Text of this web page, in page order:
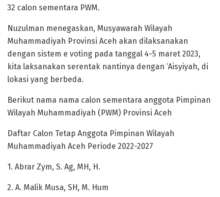
32 calon sementara PWM.
Nuzulman menegaskan, Musyawarah Wilayah
Muhammadiyah Provinsi Aceh akan dilaksanakan
dengan sistem e voting pada tanggal 4-5 maret 2023,
kita laksanakan serentak nantinya dengan ‘Aisyiyah, di
lokasi yang berbeda.
Berikut nama nama calon sementara anggota Pimpinan
Wilayah Muhammadiyah (PWM) Provinsi Aceh
Daftar Calon Tetap Anggota Pimpinan Wilayah
Muhammadiyah Aceh Periode 2022-2027
1. Abrar Zym, S. Ag, MH, H.
2. A. Malik Musa, SH, M. Hum